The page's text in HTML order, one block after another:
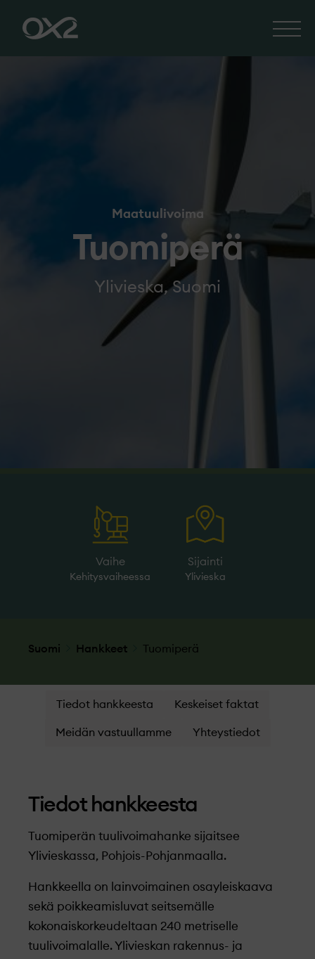
Maatuulivoima
Tuomiperä
Ylivieska, Suomi
Vaihe
Kehitysvaiheessa
Sijainti
Ylivieska
Suomi Hankkeet Tuomiperä
Tiedot hankkeesta Keskeiset faktat
Meidän vastuullamme Yhteystiedot
Tiedot hankkeesta
Tuomiperän tuulivoimahanke sijaitsee
Ylivieskassa, Pohjois-Pohjanmaalla.
Hankkeella on lainvoimainen osayleiskaava
sekä poikkeamisluvat seitsemälle
kokonaiskorkeudeltaan 240 metriselle
tuulivoimalalle. Ylivieskan rakennus- ja